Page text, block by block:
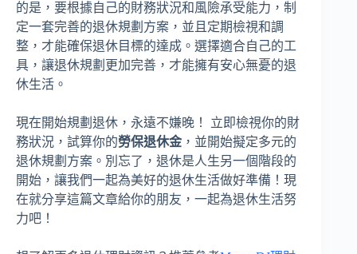
的是，要根據自己的財務狀況和風險承受能力，制
定一套完善的退休規劃方案，並且定期檢視和調
整，才能確保退休目標的達成。選擇適合自己的工
具，讓退休規劃更加完善，才能擁有安心無憂的退
休生活。
現在開始規劃退休，永遠不嫌晚！ 立即檢視你的財
務狀況，試算你的勞保退休金 ，並開始擬定多元的
退休規劃方案。別忘了，退休是人生另一個階段的
開始，讓我們一起為美好的退休生活做好準備！現
在就分享這篇文章給你的朋友，一起為退休生活努
力吧！